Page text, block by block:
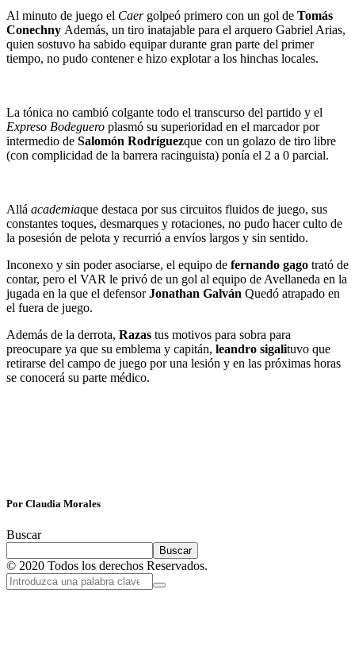
Al minuto de juego el Caergolpeó primero con un gol de Tomás
Conechny Además, un tiro inatajable para el arquero Gabriel Arias,
quien sostuvo ha sabido equipar durante gran parte del primer
tiempo, no pudo contener e hizo explotar a los hinchas locales.
La tónica no cambió colgante todo el transcurso del partido y el
Expreso Bodeguero plasmó su superioridad en el marcador por
intermedio de Salomón Rodríguezque con un golazo de tiro libre
(con complicidad de la barrera racinguista) ponía el 2 a 0 parcial.
Allá academiaque destaca por sus circuitos fluidos de juego, sus
constantes toques, desmarques y rotaciones, no pudo hacer culto de
la posesión de pelota y recurrió a envíos largos y sin sentido.
Inconexo y sin poder asociarse, el equipo de fernando gago trató de
contar, pero el VAR le privó de un gol al equipo de Avellaneda en la
jugada en la que el defensorJonathan Galván Quedó atrapado en
el fuera de juego.
Además de la derrota, Razas tus motivos para sobra para
preocupare ya que su emblema y capitán, leandro sigalituvo que
retirarse del campo de juego por una lesión y en las próximas horas
se conocerá su parte médico.
Por Claudia Morales
Buscar
Buscar
© 2020 Todos los derechos Reservados.